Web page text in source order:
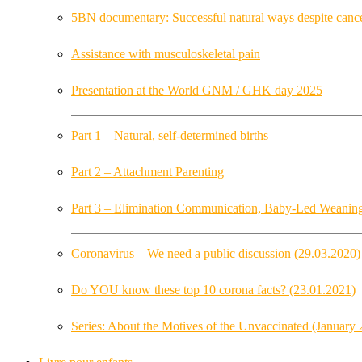
5BN documentary: Successful natural ways despite
Assistance with musculoskeletal pain
Presentation at the World GNM / GHK day 2025
Part 1 – Natural, self-determined births
Part 2 – Attachment Parenting
Part 3 – Elimination Communication, Baby-Led
Coronavirus – We need a public discussion (29.03.2020)
Do YOU know these top 10 corona facts? (23.01.2021)
Series: About the Motives of the Unvaccinated (January